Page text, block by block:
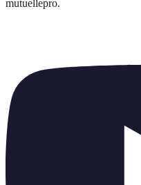
mutuellepro.